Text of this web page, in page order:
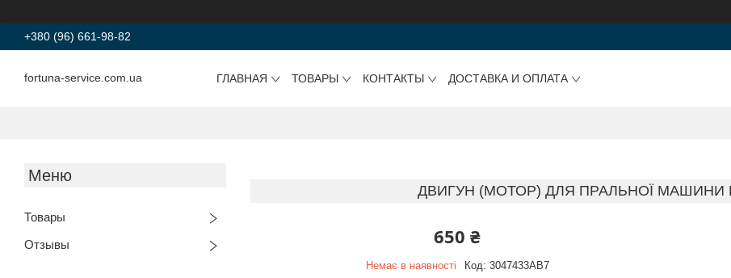
+380 (96) 661-98-82
fortuna-service.com.ua ГЛАВНАЯ ТОВАРЫ КОНТАКТЫ ДОСТАВКА И ОПЛАТА
Товары
Отзывы
ДВИГУН (МОТОР) ДЛЯ ПРАЛЬНОЇ МАШИНИ
650 ₴
Немає в наявності Код: 3047433AB7